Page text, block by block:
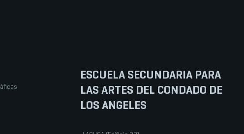
ESCUELA SECUNDARIA PARA
LAS ARTES DEL CONDADO DE
LOS ANGELES